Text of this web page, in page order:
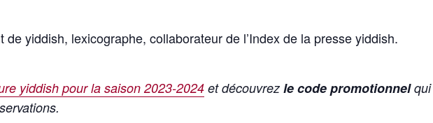
de yiddish, lexicographe, collaborateur de l’Index de la presse yiddish.
yiddish pour la saison 2023-2024 et découvrez le code promotionnelqui